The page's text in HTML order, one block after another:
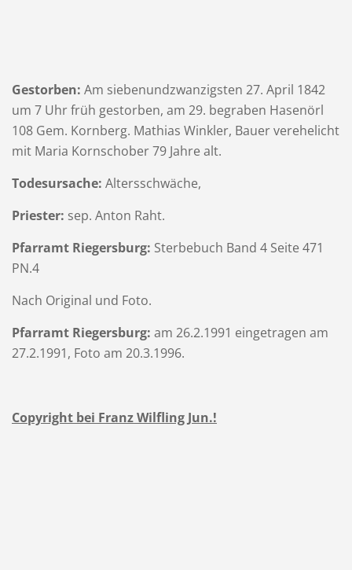
Gestorben: Am siebenundzwanzigsten 27. April 1842
um 7 Uhr früh gestorben, am 29. begraben Hasenörl
108 Gem. Kornberg. Mathias Winkler, Bauer verehelicht
mit Maria Kornschober 79 Jahre alt.
Todesursache: Altersschwäche,
Priester: sep. Anton Raht.
Pfarramt Riegersburg: Sterbebuch Band 4 Seite 471
PN.4
Nach Original und Foto.
Pfarramt Riegersburg: am 26.2.1991 eingetragen am
27.2.1991, Foto am 20.3.1996.
Copyright bei Franz Wilfling Jun.!